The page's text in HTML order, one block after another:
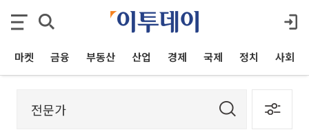
마켓 금융 부동산 산업 경제 국제 정치 사회